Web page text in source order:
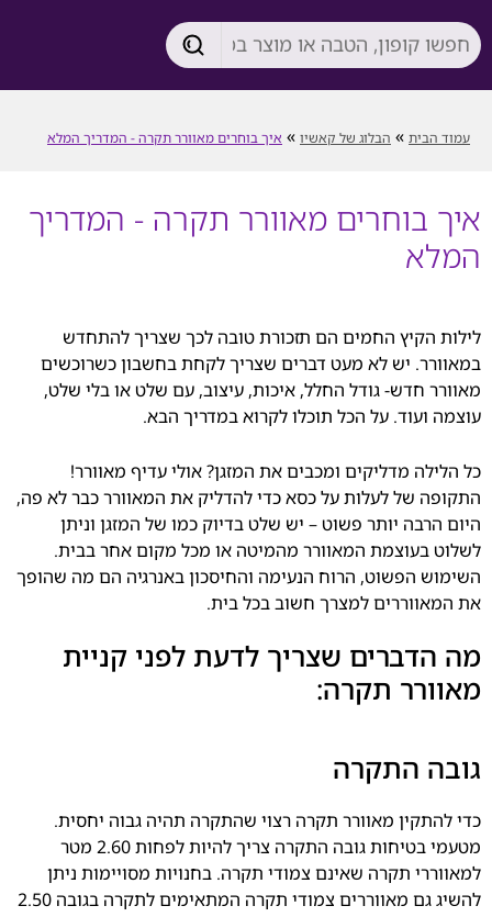
עמוד הבית » הבלוג של קאשיו » איך בוחרים מאוורר תקרה - המדריך המלא
איך בוחרים מאוורר תקרה - המדריך
המלא
לילות הקיץ החמים הם תזכורת טובה לכך שצריך להתחדש
במאוורר. יש לא מעט דברים שצריך לקחת בחשבון כשרוכשים
מאוורר חדש- גודל החלל, איכות, עיצוב, עם שלט או בלי שלט,
עוצמה ועוד. על הכל תוכלו לקרוא במדריך הבא.
כל הלילה מדליקים ומכבים את המזגן? אולי עדיף מאוורר!
התקופה של לעלות על כסא כדי להדליק את המאוורר כבר לא פה,
היום הרבה יותר פשוט – יש שלט בדיוק כמו של המזגן וניתן
לשלוט בעוצמת המאוורר מהמיטה או מכל מקום אחר בבית.
השימוש הפשוט, הרוח הנעימה והחיסכון באנרגיה הם מה שהופך
את המאווררים למצרך חשוב בכל בית.
מה הדברים שצריך לדעת לפני קניית
מאוורר תקרה:
גובה התקרה
כדי להתקין מאוורר תקרה רצוי שהתקרה תהיה גבוה יחסית.
מטעמי בטיחות גובה התקרה צריך להיות לפחות 2.60 מטר
למאווררי תקרה שאינם צמודי תקרה. בחנויות מסויימות ניתן
להשיג גם מאווררים צמודי תקרה המתאימים לתקרה בגובה 2.50